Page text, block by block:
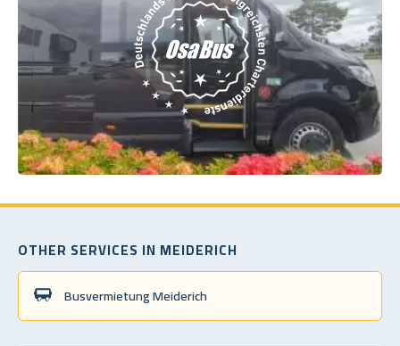
OTHER SERVICES IN MEIDERICH
Busvermietung Meiderich